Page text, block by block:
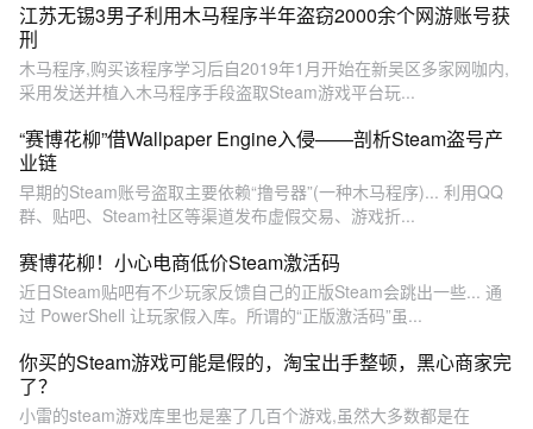
江苏无锡3男子利用木马程序半年盗窃2000余个网游账号获
刑
木马程序,购买该程序学习后自2019年1月开始在新吴区多家网咖内,
采用发送并植入木马程序手段盗取Steam游戏平台玩...
“赛博花柳”借Wallpaper Engine入侵——剖析Steam盗号产
业链
早期的Steam账号盗取主要依赖“撸号器”(一种木马程序)... 利用QQ
群、贴吧、Steam社区等渠道发布虚假交易、游戏折...
赛博花柳！小心电商低价Steam激活码
近日Steam贴吧有不少玩家反馈自己的正版Steam会跳出一些... 通
过 PowerShell 让玩家假入库。所谓的“正版激活码”虽...
你买的Steam游戏可能是假的，淘宝出手整顿，黑心商家完
了？
小雷的steam游戏库里也是塞了几百个游戏,虽然大多数都是在